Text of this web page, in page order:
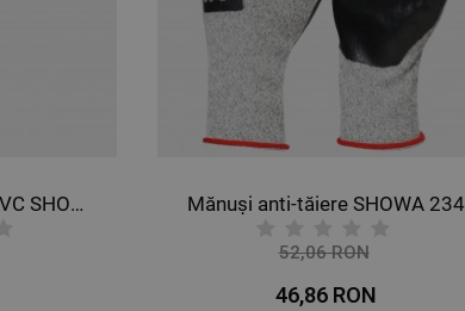
Mănuși acoperite cu PVC SHOWA 660ESD Mănuși anti-tăiere SHOWA 234
52,06 RON
46,86 RON